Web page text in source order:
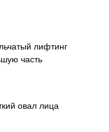
овал лица
лифтинг
часть